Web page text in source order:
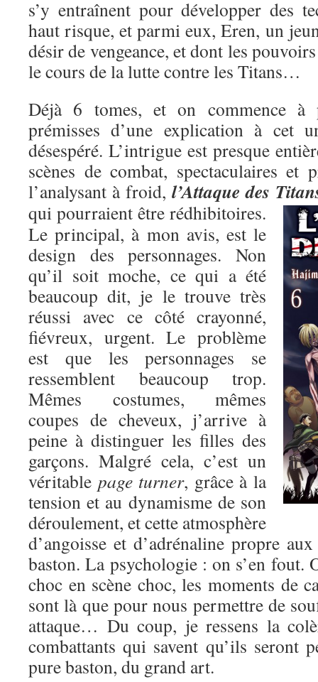
s’y entraînent pour développer des
haut risque, et parmi eux, Eren, un
désir de vengeance, et dont les
le cours de la lutte contre les Titans…
Déjà 6 tomes, et on commence à
prémisses d’une explication à cet
désespéré. L’intrigue est presque
scènes de combat, spectaculaires et
l’analysant à froid, l’Attaque des
qui pourraient être rédhibitoires.
Le principal, à mon avis, est le
design des personnages. Non
qu’il soit moche, ce qui a été
beaucoup dit, je le trouve très
réussi avec ce côté crayonné,
fiévreux, urgent. Le problème
est que les personnages se
ressemblent beaucoup trop.
Mêmes costumes, mêmes
coupes de cheveux, j’arrive à
peine à distinguer les filles des
garçons. Malgré cela, c’est un
véritable page turner, grâce à la
tension et au dynamisme de son
déroulement, et cette atmosphère
d’angoisse et d’adrénaline propre
baston. La psychologie : on s’en fout.
choc en scène choc, les moments de
sont là que pour nous permettre de
attaque… Du coup, je ressens la
combattants qui savent qu’ils seront
pure baston, du grand art.